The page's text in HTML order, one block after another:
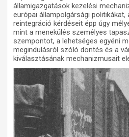
államigazgatások kezelési
európai állampolgársági politikákat,
reintegráció kérdéseit épp úgy
mint a menekülés személyes
szempontot, a lehetséges egyéni
megindulásról szóló döntés és a
kiválasztásának mechanizmusait